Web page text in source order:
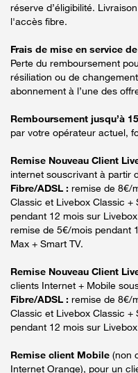
réserve d’éligibilité.
l'accès fibre.
Frais de mise en service
Perte du remboursement
résiliation ou de
abonnement à l’une des
Remboursement jusqu’à
par votre opérateur actuel,
Remise Nouveau Client
internet souscrivant à partir
Fibre/ADSL : remise de 8€/
Classic et Livebox Classic +
pendant 12 mois sur
remise de 5€/mois pendant
Max + Smart TV.
Remise Nouveau Client
clients Internet + Mobile
Fibre/ADSL : remise de 8€/
Classic et Livebox Classic +
pendant 12 mois sur
Remise client Mobile (non
Internet Orange), pour un